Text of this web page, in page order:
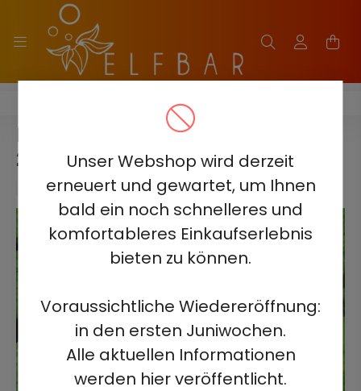
Unser Webshop wird derzeit
erneuert und gewartet, um Ihnen
bald ein noch schnelleres und
komfortableres Einkaufserlebnis
bieten zu können.
Voraussichtliche Wiedereröffnung:
in den ersten Juniwochen.
Alle aktuellen Informationen
werden hier veröffentlicht.
HQD GLAZE 12000 - 2%
HQD GLAZE 12000 - SWEET MINT
2% - AUFLADBAR